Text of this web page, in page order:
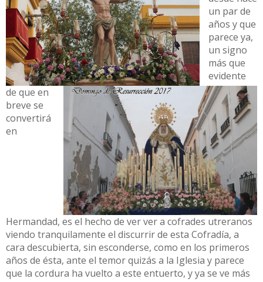
un par de
años y que
parece ya,
un signo
más que
evidente
de que en
breve se
convertirá
en
Hermandad, es el hecho de ver ver a cofrades utreranos
viendo tranquilamente el discurrir de esta Cofradía, a
cara descubierta, sin esconderse, como en los primeros
años de ésta, ante el temor quizás a la Iglesia y parece
que la cordura ha vuelto a este entuerto, y ya se ve más